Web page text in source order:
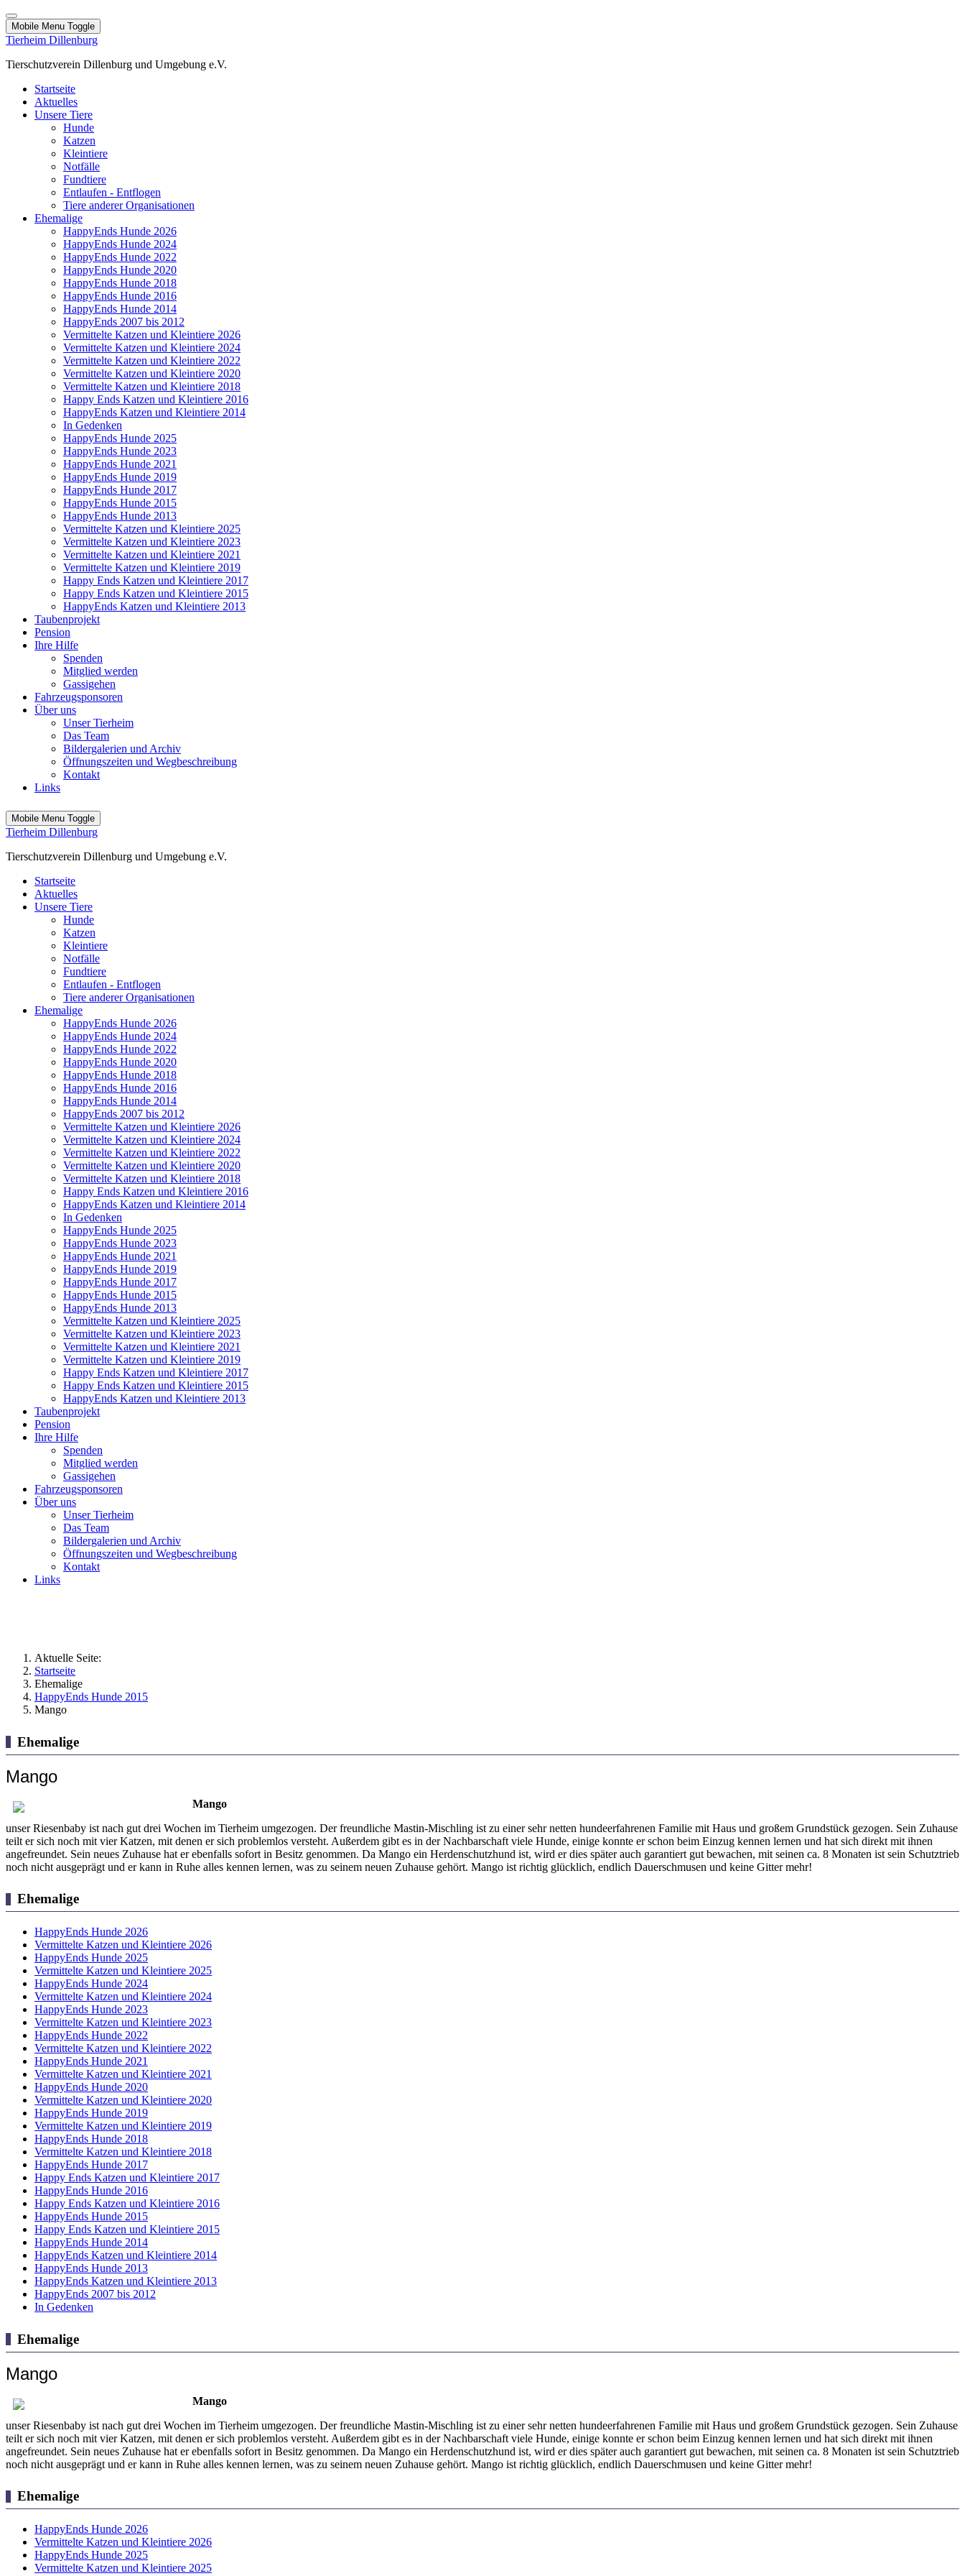
Mobile Menu Toggle
Tierheim Dillenburg
Tierschutzverein Dillenburg und Umgebung e.V.
Startseite
Aktuelles
Unsere Tiere
Hunde
Katzen
Kleintiere
Notfälle
Fundtiere
Entlaufen - Entflogen
Tiere anderer Organisationen
Ehemalige
HappyEnds Hunde 2026
HappyEnds Hunde 2024
HappyEnds Hunde 2022
HappyEnds Hunde 2020
HappyEnds Hunde 2018
HappyEnds Hunde 2016
HappyEnds Hunde 2014
HappyEnds 2007 bis 2012
Vermittelte Katzen und Kleintiere 2026
Vermittelte Katzen und Kleintiere 2024
Vermittelte Katzen und Kleintiere 2022
Vermittelte Katzen und Kleintiere 2020
Vermittelte Katzen und Kleintiere 2018
Happy Ends Katzen und Kleintiere 2016
HappyEnds Katzen und Kleintiere 2014
In Gedenken
HappyEnds Hunde 2025
HappyEnds Hunde 2023
HappyEnds Hunde 2021
HappyEnds Hunde 2019
HappyEnds Hunde 2017
HappyEnds Hunde 2015
HappyEnds Hunde 2013
Vermittelte Katzen und Kleintiere 2025
Vermittelte Katzen und Kleintiere 2023
Vermittelte Katzen und Kleintiere 2021
Vermittelte Katzen und Kleintiere 2019
Happy Ends Katzen und Kleintiere 2017
Happy Ends Katzen und Kleintiere 2015
HappyEnds Katzen und Kleintiere 2013
Taubenprojekt
Pension
Ihre Hilfe
Spenden
Mitglied werden
Gassigehen
Fahrzeugsponsoren
Über uns
Unser Tierheim
Das Team
Bildergalerien und Archiv
Öffnungszeiten und Wegbeschreibung
Kontakt
Links
Mobile Menu Toggle
Tierheim Dillenburg
Tierschutzverein Dillenburg und Umgebung e.V.
Startseite
Aktuelles
Unsere Tiere
Hunde
Katzen
Kleintiere
Notfälle
Fundtiere
Entlaufen - Entflogen
Tiere anderer Organisationen
Ehemalige
HappyEnds Hunde 2026
HappyEnds Hunde 2024
HappyEnds Hunde 2022
HappyEnds Hunde 2020
HappyEnds Hunde 2018
HappyEnds Hunde 2016
HappyEnds Hunde 2014
HappyEnds 2007 bis 2012
Vermittelte Katzen und Kleintiere 2026
Vermittelte Katzen und Kleintiere 2024
Vermittelte Katzen und Kleintiere 2022
Vermittelte Katzen und Kleintiere 2020
Vermittelte Katzen und Kleintiere 2018
Happy Ends Katzen und Kleintiere 2016
HappyEnds Katzen und Kleintiere 2014
In Gedenken
HappyEnds Hunde 2025
HappyEnds Hunde 2023
HappyEnds Hunde 2021
HappyEnds Hunde 2019
HappyEnds Hunde 2017
HappyEnds Hunde 2015
HappyEnds Hunde 2013
Vermittelte Katzen und Kleintiere 2025
Vermittelte Katzen und Kleintiere 2023
Vermittelte Katzen und Kleintiere 2021
Vermittelte Katzen und Kleintiere 2019
Happy Ends Katzen und Kleintiere 2017
Happy Ends Katzen und Kleintiere 2015
HappyEnds Katzen und Kleintiere 2013
Taubenprojekt
Pension
Ihre Hilfe
Spenden
Mitglied werden
Gassigehen
Fahrzeugsponsoren
Über uns
Unser Tierheim
Das Team
Bildergalerien und Archiv
Öffnungszeiten und Wegbeschreibung
Kontakt
Links
Aktuelle Seite:
Startseite
Ehemalige
HappyEnds Hunde 2015
Mango
Ehemalige
Mango
Mango
unser Riesenbaby ist nach gut drei Wochen im Tierheim umgezogen. Der freundliche Mastin-Mischling ist zu einer sehr netten hundeerfahrenen Familie mit Haus und großem Grundstück gezogen. Sein Zuhause
teilt er sich noch mit vier Katzen, mit denen er sich problemlos versteht. Außerdem gibt es in der Nachbarschaft viele Hunde, einige konnte er schon beim Einzug kennen lernen und hat sich direkt mit ihnen
angefreundet. Sein neues Zuhause hat er ebenfalls sofort in Besitz genommen. Da Mango ein Herdenschutzhund ist, wird er dies später auch garantiert gut bewachen, mit seinen ca. 8 Monaten ist sein Schutztrieb
noch nicht ausgeprägt und er kann in Ruhe alles kennen lernen, was zu seinem neuen Zuhause gehört. Mango ist richtig glücklich, endlich Dauerschmusen und keine Gitter mehr!
Ehemalige
HappyEnds Hunde 2026
Vermittelte Katzen und Kleintiere 2026
HappyEnds Hunde 2025
Vermittelte Katzen und Kleintiere 2025
HappyEnds Hunde 2024
Vermittelte Katzen und Kleintiere 2024
HappyEnds Hunde 2023
Vermittelte Katzen und Kleintiere 2023
HappyEnds Hunde 2022
Vermittelte Katzen und Kleintiere 2022
HappyEnds Hunde 2021
Vermittelte Katzen und Kleintiere 2021
HappyEnds Hunde 2020
Vermittelte Katzen und Kleintiere 2020
HappyEnds Hunde 2019
Vermittelte Katzen und Kleintiere 2019
HappyEnds Hunde 2018
Vermittelte Katzen und Kleintiere 2018
HappyEnds Hunde 2017
Happy Ends Katzen und Kleintiere 2017
HappyEnds Hunde 2016
Happy Ends Katzen und Kleintiere 2016
HappyEnds Hunde 2015
Happy Ends Katzen und Kleintiere 2015
HappyEnds Hunde 2014
HappyEnds Katzen und Kleintiere 2014
HappyEnds Hunde 2013
HappyEnds Katzen und Kleintiere 2013
HappyEnds 2007 bis 2012
In Gedenken
Ehemalige
Mango
Mango
unser Riesenbaby ist nach gut drei Wochen im Tierheim umgezogen. Der freundliche Mastin-Mischling ist zu einer sehr netten hundeerfahrenen Familie mit Haus und großem Grundstück gezogen. Sein Zuhause
teilt er sich noch mit vier Katzen, mit denen er sich problemlos versteht. Außerdem gibt es in der Nachbarschaft viele Hunde, einige konnte er schon beim Einzug kennen lernen und hat sich direkt mit ihnen
angefreundet. Sein neues Zuhause hat er ebenfalls sofort in Besitz genommen. Da Mango ein Herdenschutzhund ist, wird er dies später auch garantiert gut bewachen, mit seinen ca. 8 Monaten ist sein Schutztrieb
noch nicht ausgeprägt und er kann in Ruhe alles kennen lernen, was zu seinem neuen Zuhause gehört. Mango ist richtig glücklich, endlich Dauerschmusen und keine Gitter mehr!
Ehemalige
HappyEnds Hunde 2026
Vermittelte Katzen und Kleintiere 2026
HappyEnds Hunde 2025
Vermittelte Katzen und Kleintiere 2025